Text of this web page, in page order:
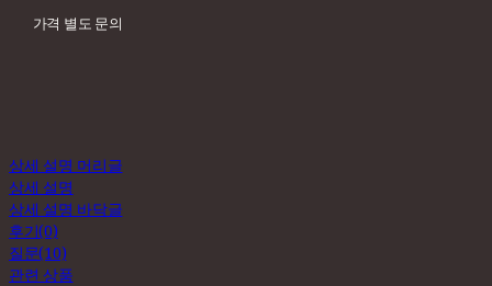
가격 별도 문의
상세 설명 머리글
상세 설명
상세 설명 바닥글
후기(0)
질문(10)
관련 상품